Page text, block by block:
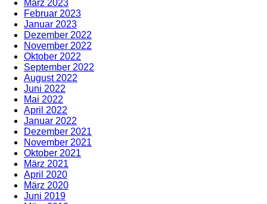
März 2023
Februar 2023
Januar 2023
Dezember 2022
November 2022
Oktober 2022
September 2022
August 2022
Juni 2022
Mai 2022
April 2022
Januar 2022
Dezember 2021
November 2021
Oktober 2021
März 2021
April 2020
März 2020
Juni 2019